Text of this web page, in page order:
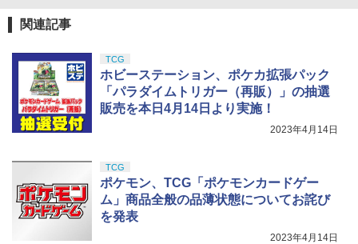
関連記事
TCG
ホビーステーション、ポケカ拡張パック
「パラダイムトリガー（再販）」の抽選
販売を本日4月14日より実施！
2023年4月14日
TCG
ポケモン、TCG「ポケモンカードゲー
ム」商品全般の品薄状態についてお詫び
を発表
2023年4月14日